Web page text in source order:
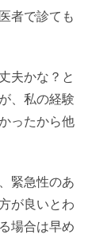
者で診ても
夫かな？と
、私の経験
ったから他
緊急性のあ
が良いとわ
場合は早め